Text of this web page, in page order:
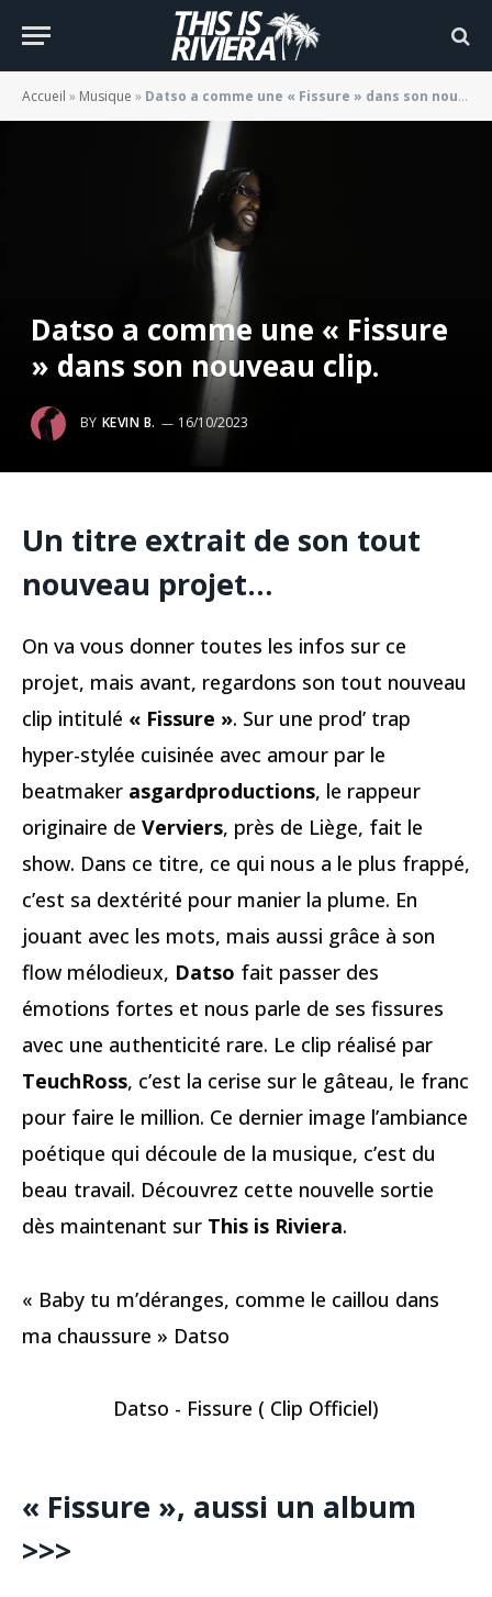
Accueil » Musique » Datso a comme une « Fissure » dans son nouveau clip.
Datso a comme une « Fissure
» dans son nouveau clip.
BY KEVIN B. 16/10/2023
Un titre extrait de son tout
nouveau projet…
On va vous donner toutes les infos sur ce
projet, mais avant, regardons son tout nouveau
clip intitulé « Fissure ». Sur une prod’ trap
hyper-stylée cuisinée avec amour par le
beatmaker asgardproductions, le rappeur
originaire de Verviers, près de Liège, fait le
show. Dans ce titre, ce qui nous a le plus frappé,
c’est sa dextérité pour manier la plume. En
jouant avec les mots, mais aussi grâce à son
flow mélodieux, Datso fait passer des
émotions fortes et nous parle de ses fissures
avec une authenticité rare. Le clip réalisé par
TeuchRoss, c’est la cerise sur le gâteau, le franc
pour faire le million. Ce dernier image l’ambiance
poétique qui découle de la musique, c’est du
beau travail. Découvrez cette nouvelle sortie
dès maintenant sur This is Riviera.
« Baby tu m’déranges, comme le caillou dans
ma chaussure » Datso
Datso - Fissure ( Clip Officiel)
« Fissure », aussi un album
>>>